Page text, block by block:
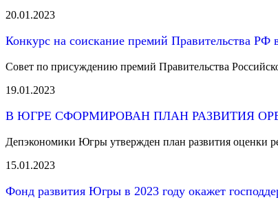
20.01.2023
Конкурс на соискание премий Правительства РФ
Совет по присуждению премий Правительства
19.01.2023
В ЮГРЕ СФОРМИРОВАН ПЛАН РАЗВИТИЯ
Депэкономики Югры утвержден план развития оценки
15.01.2023
Фонд развития Югры в 2023 году окажет